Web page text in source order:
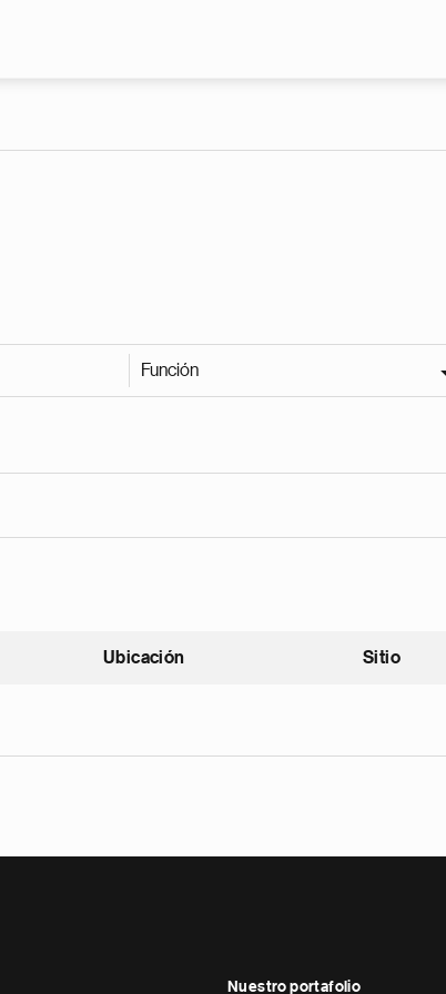
Función
Ubicación Sitio
Nuestro portafolio